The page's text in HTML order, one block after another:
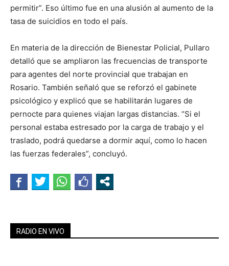
permitir”. Eso último fue en una alusión al aumento de la
tasa de suicidios en todo el país.
En materia de la dirección de Bienestar Policial, Pullaro
detalló que se ampliaron las frecuencias de transporte
para agentes del norte provincial que trabajan en
Rosario. También señaló que se reforzó el gabinete
psicológico y explicó que se habilitarán lugares de
pernocte para quienes viajan largas distancias. “Si el
personal estaba estresado por la carga de trabajo y el
traslado, podrá quedarse a dormir aquí, como lo hacen
las fuerzas federales”, concluyó.
RADIO EN VIVO